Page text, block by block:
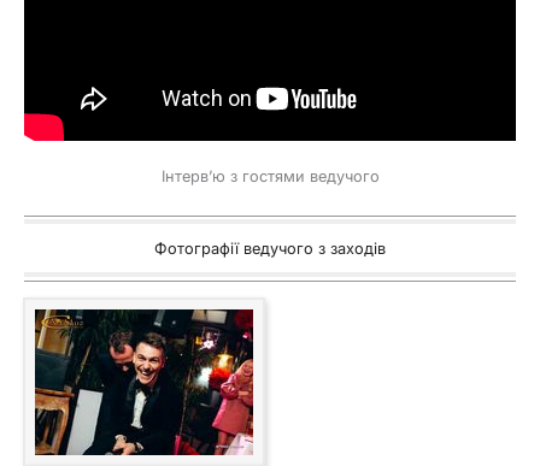
Інтерв’ю з гостями ведучого
Фотографії ведучого з заходів